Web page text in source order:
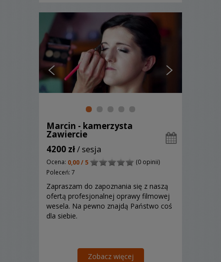
Marcin - kamerzysta
Zawiercie
4200 zł/ sesja
Ocena: 0,00 / 5
(0 opinii)
Poleceń: 7
Zapraszam do zapoznania się z naszą
ofertą profesjonalnej oprawy filmowej
wesela. Na pewno znajdą Państwo coś
dla siebie.
Zobacz więcej